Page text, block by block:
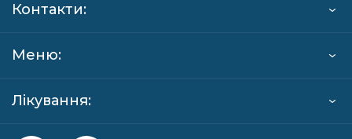
Меню:
Лікування:
Контакти: